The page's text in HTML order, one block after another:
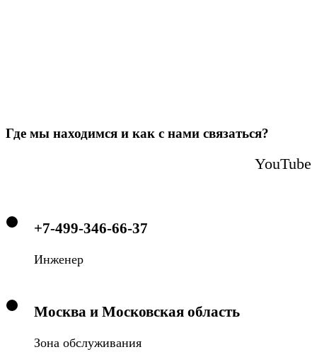
Где мы находимся и как с нами связаться?
YouTube
+7-499-346-66-37
Инженер
Москва и Московская область
Зона обслуживания